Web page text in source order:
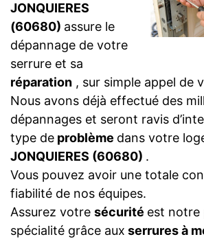
JONQUIERES
(60680) assure le
dépannage de votre
serrure et sa
réparation , sur simple appel de
Nous avons déjà effectué des
dépannages et seront ravis
type de problème dans votre
JONQUIERES (60680) .
Vous pouvez avoir une totale
fiabilité de nos équipes.
Assurez votre sécurité est notre
spécialité grâce aux serrures à